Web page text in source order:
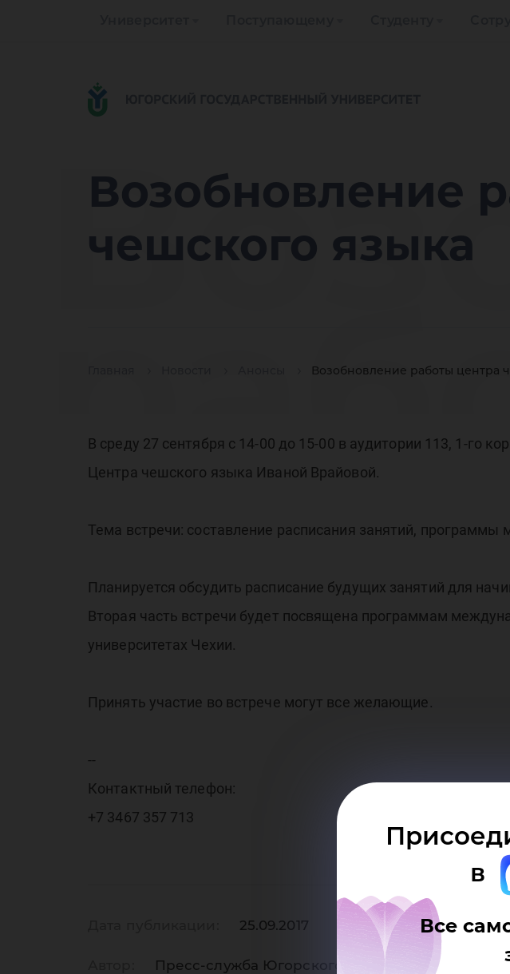
Возобновление
чешского языка
Возобновление работы центра
в
Все
В среду 27 сентября с 14-00 до 15-00 в аудитории 113, 1-го
Центра чешского языка Иваной Врайовой.
Тема встречи: составление расписания занятий,
Планируется обсудить расписание будущих занятий для
Вторая часть встречи будет посвящена программам
университетах Чехии.
Принять участие во встрече могут все желающие.
--
Контактный телефон:
+7 3467 357 713
25.09.2017
Пресс-служба Югорского государственного